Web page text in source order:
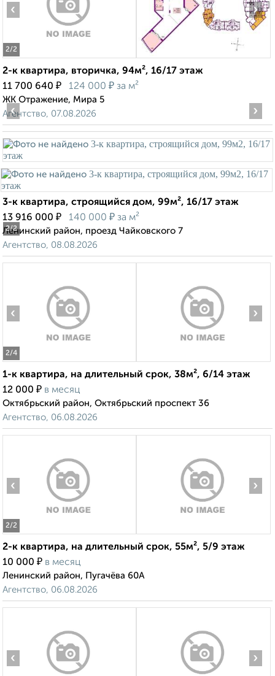
2/2
‹ ›
2-к квартира, вторичка, 94м², 16/17 этаж
11 700 640 ₽ 124 000 ₽ за м²
ЖК Отражение, Мира 5
Агентство, 07.08.2026
2/2
‹ ›
3-к квартира, строящийся дом, 99м², 16/17 этаж
13 916 000 ₽ 140 000 ₽ за м²
Ленинский район, проезд Чайковского 7
Агентство, 08.08.2026
2/4
‹ ›
1-к квартира, на длительный срок, 38м², 6/14 этаж
12 000 ₽ в месяц
Октябрьский район, Октябрьский проспект 36
Агентство, 06.08.2026
2/2
‹ ›
2-к квартира, на длительный срок, 55м², 5/9 этаж
10 000 ₽ в месяц
Ленинский район, Пугачёва 60А
Агентство, 06.08.2026
‹ ›